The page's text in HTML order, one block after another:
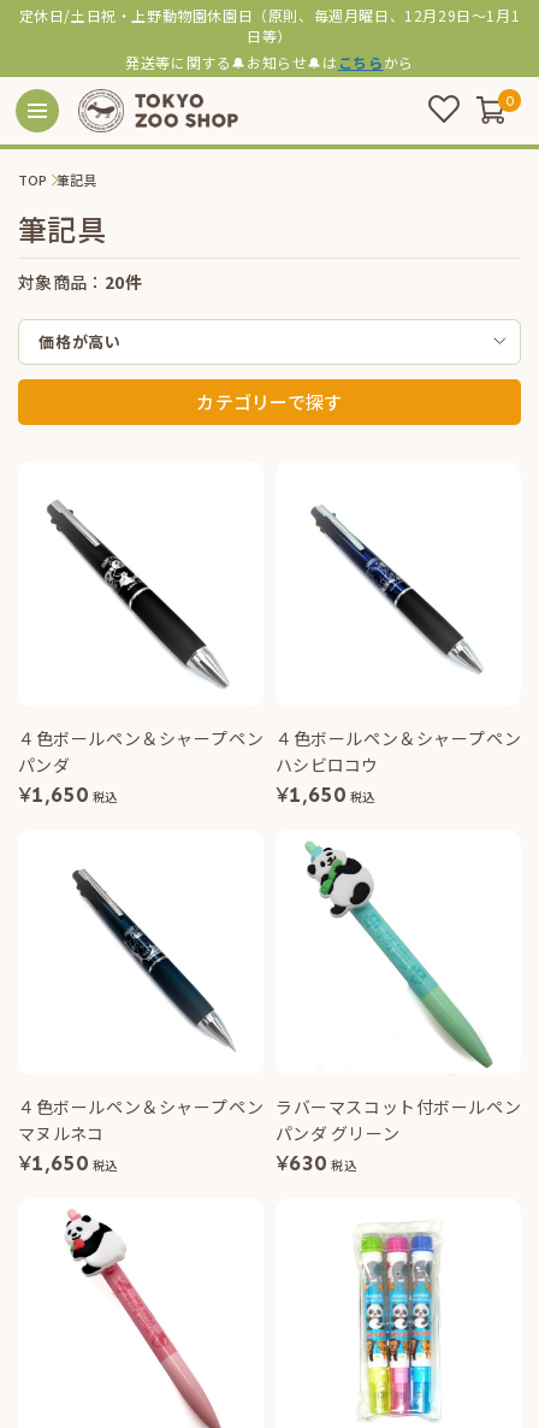
定休日/土日祝・上野動物園休園日（原則、毎週月曜日、12月29日～1月1
日等）
発送等に関する🔔お知らせ🔔は こちらから
0
TOP 筆記具
筆記具
対象商品： 20件
価格が高い
カテゴリーで探す
４色ボールペン＆シャープペン
パンダ
¥1,650 税込
４色ボールペン＆シャープペン
ハシビロコウ
¥1,650 税込
４色ボールペン＆シャープペン
マヌルネコ
¥1,650 税込
ラバーマスコット付ボールペン
パンダ グリーン
¥630 税込